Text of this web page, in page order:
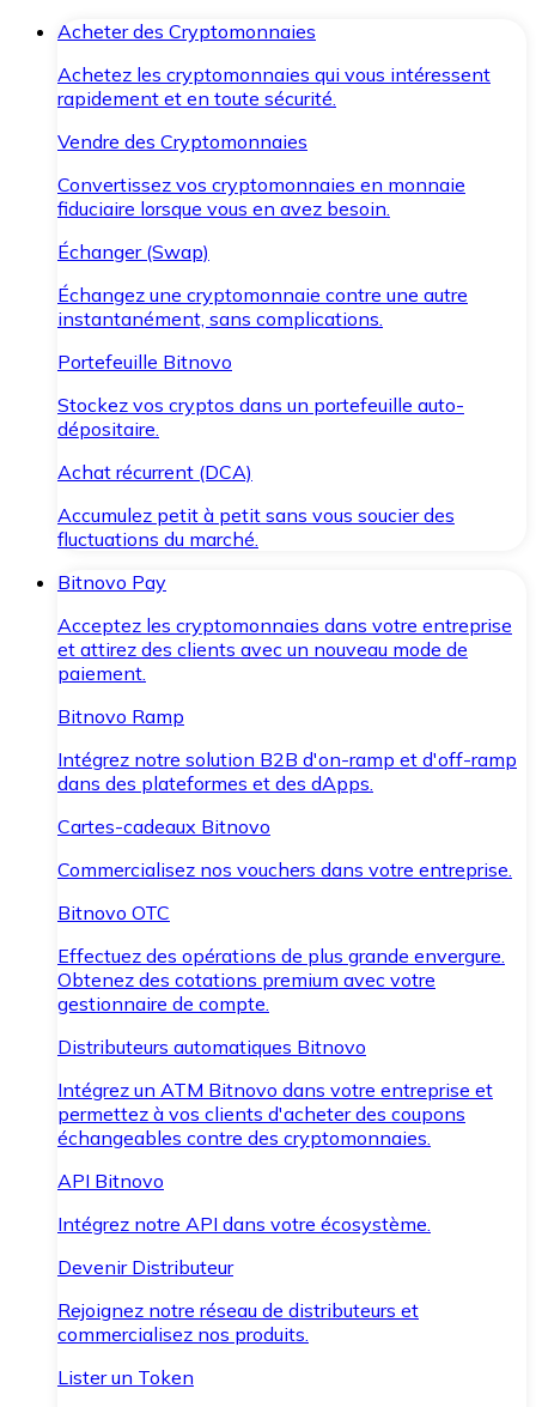
Acheter des Cryptomonnaies
Achetez les cryptomonnaies qui vous intéressent
rapidement et en toute sécurité.
Vendre des Cryptomonnaies
Convertissez vos cryptomonnaies en monnaie
fiduciaire lorsque vous en avez besoin.
Échanger (Swap)
Échangez une cryptomonnaie contre une autre
instantanément, sans complications.
Portefeuille Bitnovo
Stockez vos cryptos dans un portefeuille auto-
dépositaire.
Achat récurrent (DCA)
Accumulez petit à petit sans vous soucier des
fluctuations du marché.
Bitnovo Pay
Acceptez les cryptomonnaies dans votre entreprise
et attirez des clients avec un nouveau mode de
paiement.
Bitnovo Ramp
Intégrez notre solution B2B d'on-ramp et d'off-ramp
dans des plateformes et des dApps.
Cartes-cadeaux Bitnovo
Commercialisez nos vouchers dans votre entreprise.
Bitnovo OTC
Effectuez des opérations de plus grande envergure.
Obtenez des cotations premium avec votre
gestionnaire de compte.
Distributeurs automatiques Bitnovo
Intégrez un ATM Bitnovo dans votre entreprise et
permettez à vos clients d'acheter des coupons
échangeables contre des cryptomonnaies.
API Bitnovo
Intégrez notre API dans votre écosystème.
Devenir Distributeur
Rejoignez notre réseau de distributeurs et
commercialisez nos produits.
Lister un Token